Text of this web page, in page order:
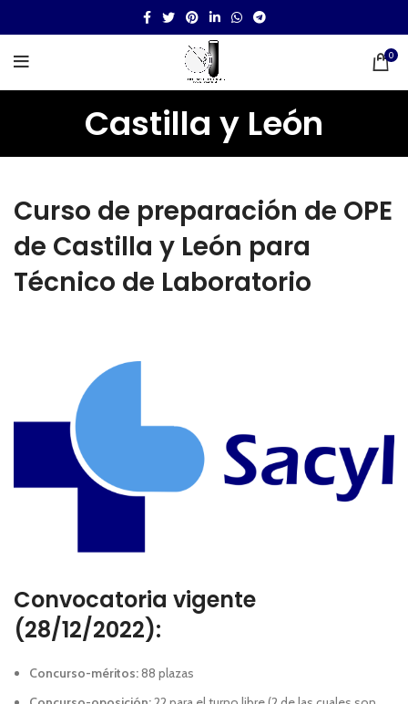
0
Castilla y León
Curso de preparación de OPE
de Castilla y León para
Técnico de Laboratorio
Convocatoria vigente
(28/12/2022):
Concurso-méritos:88 plazas